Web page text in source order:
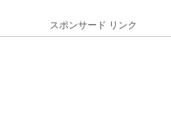
スポンサード リンク